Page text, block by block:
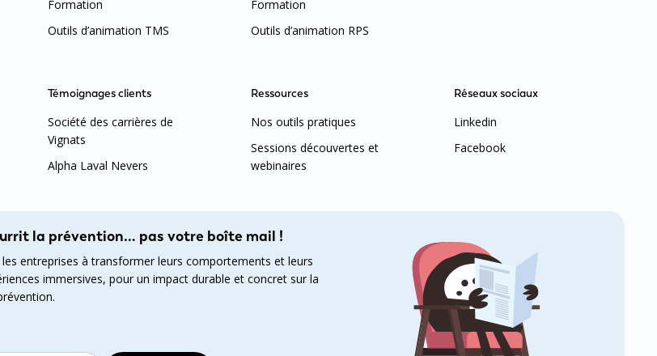
Formation
Outils d’animation TMS
Formation
Outils d’animation RPS
Témoignages clients
Société des carrières de
Vignats
Alpha Laval Nevers
Ressources
Nos outils pratiques
Sessions découvertes et
webinaires
Réseaux sociaux
Linkedin
Facebook
la prévention… pas votre boîte mail !
entreprises à transformer leurs comportements et leurs
immersives, pour un impact durable et concret sur la